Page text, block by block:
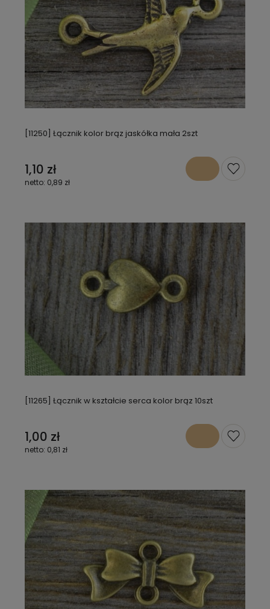
[11250] Łącznik kolor brąz jaskółka mała 2szt
1,10 zł
0,89 zł
[11265] Łącznik w kształcie serca kolor brąz 10szt
1,00 zł
0,81 zł